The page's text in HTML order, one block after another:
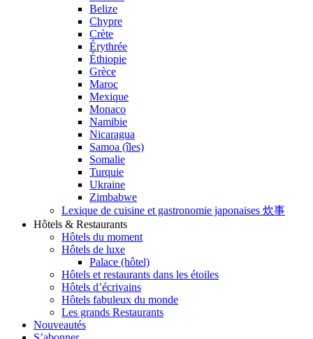
Belize
Chypre
Crète
Érythrée
Éthiopie
Grèce
Maroc
Mexique
Monaco
Namibie
Nicaragua
Samoa (îles)
Somalie
Turquie
Ukraine
Zimbabwe
Lexique de cuisine et gastronomie japonaises 炊事
Hôtels & Restaurants
Hôtels du moment
Hôtels de luxe
Palace (hôtel)
Hôtels et restaurants dans les étoiles
Hôtels d’écrivains
Hôtels fabuleux du monde
Les grands Restaurants
Nouveautés